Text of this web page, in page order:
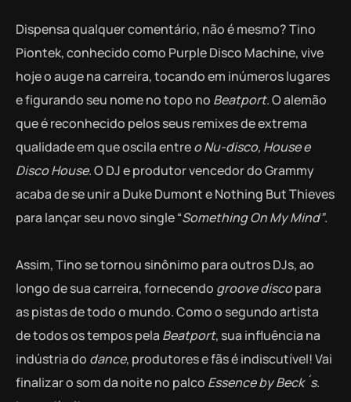
Dispensa qualquer comentário, não é mesmo? Tino
Piontek, conhecido como Purple Disco Machine, vive
hoje o auge na carreira, tocando em inúmeros lugares
e figurando seu nome no topo no Beatport. O alemão
que é reconhecido pelos seus remixes de extrema
qualidade em que oscila entreo Nu-disco, House e
Disco House. O DJ e produtor vencedor do Grammy
acaba de se unir a Duke Dumont e Nothing But Thieves
para lançar seu novo single “Something On My Mind”.
Assim, Tino se tornou sinônimo para outros DJs, ao
longo de sua carreira, fornecendo groove discopara
as pistas de todo o mundo. Como o segundo artista
de todos os tempos pela Beatport, sua influência na
indústria do dance, produtores e fãs é indiscutível! Vai
finalizar o som da noite no palco Essence by Beck´s.